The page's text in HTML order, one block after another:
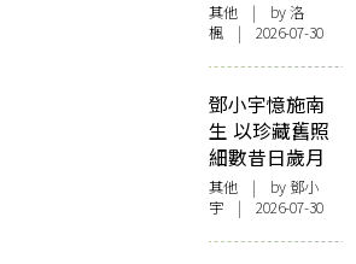
其他 | by洛
楓 | 2026-07-30
鄧小宇憶施南
生 以珍藏舊照
細數昔日歲月
其他 | by 鄧小
宇 | 2026-07-30